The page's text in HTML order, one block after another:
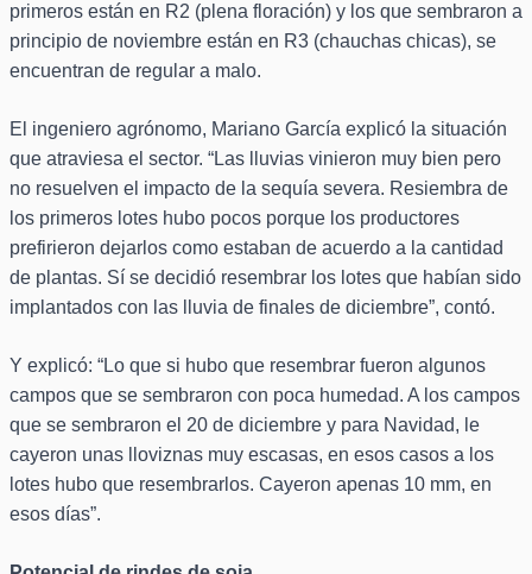
primeros están en R2 (plena floración) y los que sembraron a
principio de noviembre están en R3 (chauchas chicas), se
encuentran de regular a malo.
El ingeniero agrónomo, Mariano García explicó la situación
que atraviesa el sector. “Las lluvias vinieron muy bien pero
no resuelven el impacto de la sequía severa. Resiembra de
los primeros lotes hubo pocos porque los productores
prefirieron dejarlos como estaban de acuerdo a la cantidad
de plantas. Sí se decidió resembrar los lotes que habían sido
implantados con las lluvia de finales de diciembre”, contó.
Y explicó: “Lo que si hubo que resembrar fueron algunos
campos que se sembraron con poca humedad. A los campos
que se sembraron el 20 de diciembre y para Navidad, le
cayeron unas lloviznas muy escasas, en esos casos a los
lotes hubo que resembrarlos. Cayeron apenas 10 mm, en
esos días”.